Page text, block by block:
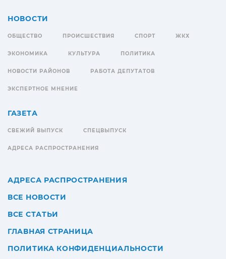
НОВОСТИ
ОБЩЕСТВО ПРОИСШЕСТВИЯ СПОРТ ЖКХ
ЭКОНОМИКА КУЛЬТУРА ПОЛИТИКА
НОВОСТИ РАЙОНОВ РАБОТА ДЕПУТАТОВ
ЭКСПЕРТНОЕ МНЕНИЕ
ГАЗЕТА
СВЕЖИЙ ВЫПУСК СПЕЦВЫПУСК
АДРЕСА РАСПРОСТРАНЕНИЯ
АДРЕСА РАСПРОСТРАНЕНИЯ
ВСЕ НОВОСТИ
ВСЕ СТАТЬИ
ГЛАВНАЯ СТРАНИЦА
ПОЛИТИКА КОНФИДЕНЦИАЛЬНОСТИ